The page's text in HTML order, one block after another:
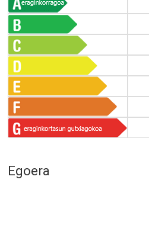
Egoera